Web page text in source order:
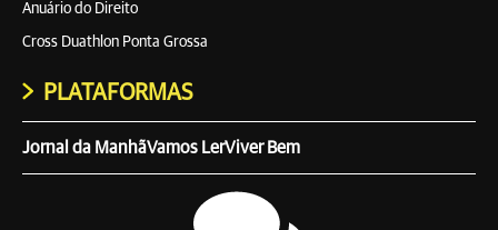
Anuário do Direito
Cross Duathlon Ponta Grossa
PLATAFORMAS
Jornal da ManhãVamos LerViver Bem